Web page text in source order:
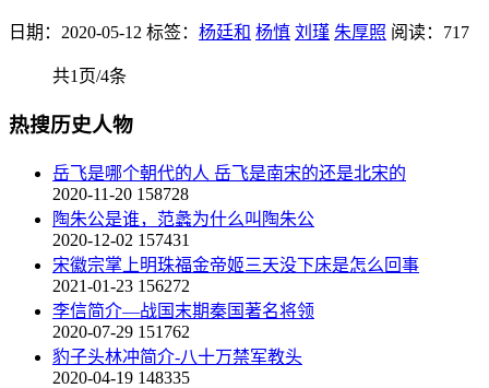
日期：2020-05-12 标签： 杨廷和 杨慎 刘瑾 朱厚照 阅读：717
共1页/4条
热搜历史人物
岳飞是哪个朝代的人 岳飞是南宋的还是北宋的
2020-11-20 158728
陶朱公是谁，范蠡为什么叫陶朱公
2020-12-02 157431
宋徽宗掌上明珠福金帝姬三天没下床是怎么回事
2021-01-23 156272
李信简介—战国末期秦国著名将领
2020-07-29 151762
豹子头林冲简介-八十万禁军教头
2020-04-19 148335